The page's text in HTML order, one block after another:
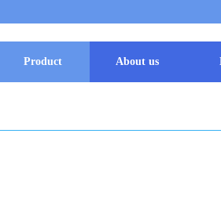
Product About us